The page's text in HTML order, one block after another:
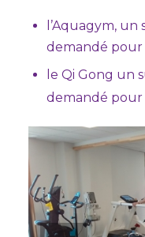
l’Aquagym,
demandé pour
le Qi Gong un
demandé pour